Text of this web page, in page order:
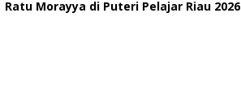
Ratu Morayya di Puteri Pelajar Riau 2026